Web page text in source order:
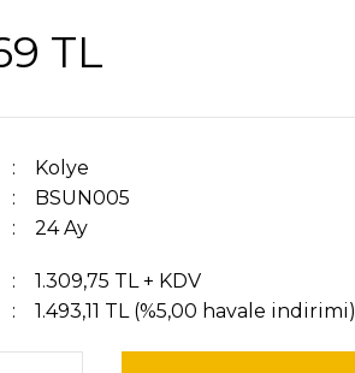
TL
Kolye
BSUN005
24 Ay
1.309,75 TL + KDV
1.493,11 TL (%5,00 havale indirimi)